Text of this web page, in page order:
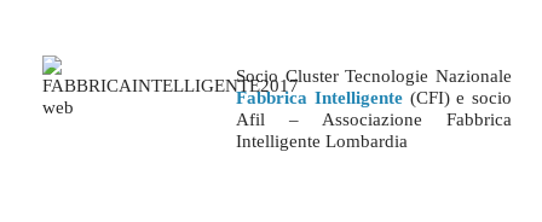
Socio Cluster Tecnologie Nazionale
Fabbrica Intelligente(CFI) e socio
Afil – Associazione Fabbrica
Intelligente Lombardia